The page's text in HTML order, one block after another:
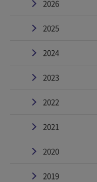
2026
2025
2024
2023
2022
2021
2020
2019